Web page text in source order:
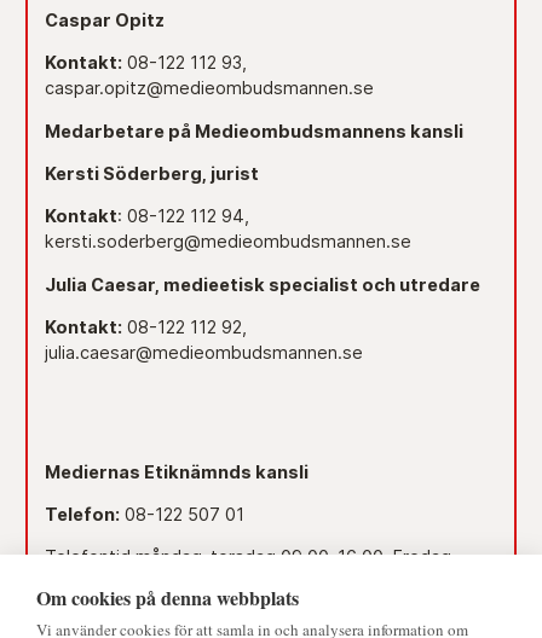
Caspar Opitz
Kontakt: 08-122 112 93,
caspar.opitz@medieombudsmannen.se
Medarbetare på Medieombudsmannens kansli
Kersti Söderberg, jurist
Kontakt: 08-122 112 94,
kersti.soderberg@medieombudsmannen.se
Julia Caesar, medieetisk specialist och utredare
Kontakt: 08-122 112 92,
julia.caesar@medieombudsmannen.se
Mediernas Etiknämnds kansli
Telefon: 08-122 507 01
Telefontid måndag-torsdag 09.00–16.00. Fredag
Dag före röd dag 09.00–12.00.
Om cookies på denna webbplats
Vi använder cookies för att samla in och analysera information om